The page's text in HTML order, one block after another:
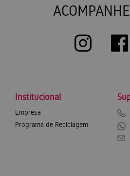
Institucional
Empresa
Programa de Reciclagem